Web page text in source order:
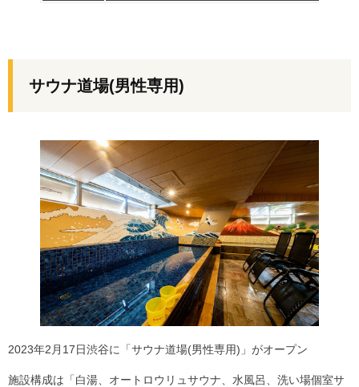
サウナ道場(男性専用)
2023年2月17日渋谷に「サウナ道場(男性専用)」がオープン
施設構成は「白湯、オートロウリュサウナ、水風呂、洗い場個室サ